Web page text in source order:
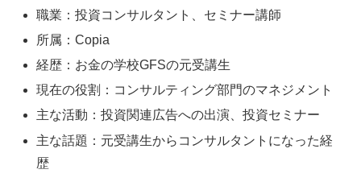
職業：投資コンサルタント、セミナー講師
所属：Copia
経歴：お金の学校GFSの元受講生
現在の役割：コンサルティング部門のマネジメント
主な活動：投資関連広告への出演、投資セミナー
主な話題：元受講生からコンサルタントになった経
歴